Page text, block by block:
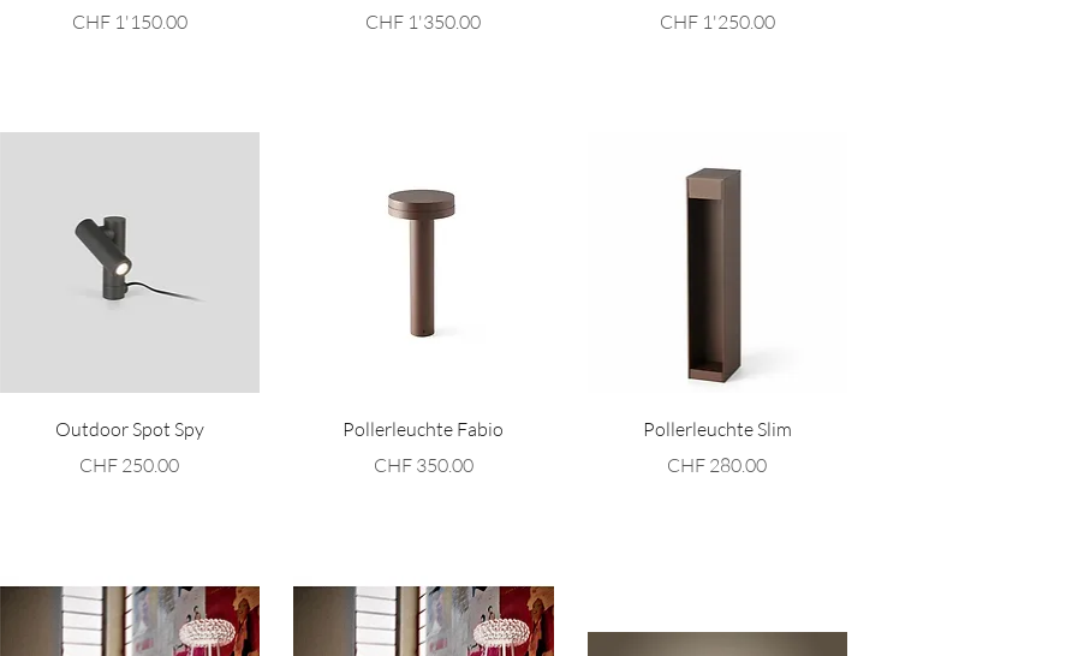
Preis
CHF 1'150.00
Preis
CHF 1'350.00
Preis
CHF 1'250.00
Schnellansicht
Outdoor Spot Spy
Preis
CHF 250.00
Schnellansicht
Pollerleuchte Fabio
Preis
CHF 350.00
Schnellansicht
Pollerleuchte Slim
Preis
CHF 280.00